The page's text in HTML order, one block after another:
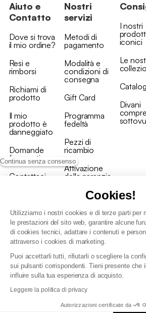
Continua senza consenso
Cookies!
Utilizziamo i nostri cookies e di terze parti per
le prestazioni del sito web, garantire alcune
di cookies tecnici, adattare i contenuti e
attraverso i cookies di marketing.
Puoi accettarli tutti, rifiutarli o scegliere la
sui pulsanti corrispondenti. Tieni presente che
influire sulla tua esperienza di acquisto.
Leggere la politica di privacy
Autorizzazioni certificate da
Aiuto e
Contatto
Dove si trova
il mio ordine?
Resi e
rimborsi
Richiami di
prodotto
Il mio
prodotto è
danneggiato
Domande
frequenti
Contattaci
Nostri
servizi
Metodi di
pagamento
Modalità e
condizioni di
consegna
Gift Card
Programma
fedeltà
Pezzi di
ricambio
Attivazione
della garanzia
I nostri
iconici
Le
Divani
Condizioni generali
Politica di gestione dei dati
Condizioni generali di vendita per
Dichiarazione di